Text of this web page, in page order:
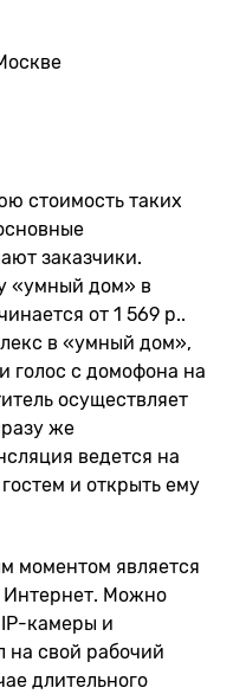
стоимость таких
заказчики.
«умный дом» в
от 1 569 р..
в «умный дом»,
голос с домофона на
осуществляет
же
ведется на
и открыть ему
моментом является
Интернет. Можно
IP-камеры и
на свой рабочий
длительного